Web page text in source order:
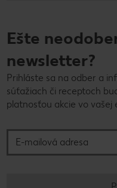
Ešte
newsletter?
Prihláste sa na odber a
súťažiach či receptoch
platnosťou akcie vo vašej